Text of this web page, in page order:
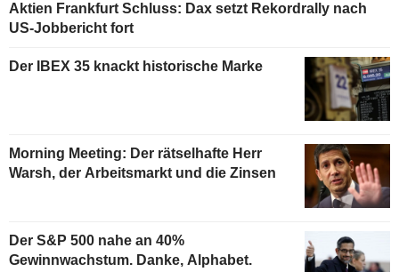
Aktien Frankfurt Schluss: Dax setzt Rekordrally nach
US-Jobbericht fort
Der IBEX 35 knackt historische Marke
Morning Meeting: Der rätselhafte Herr
Warsh, der Arbeitsmarkt und die Zinsen
Der S&P 500 nahe an 40%
Gewinnwachstum. Danke, Alphabet.